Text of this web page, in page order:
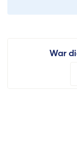
War